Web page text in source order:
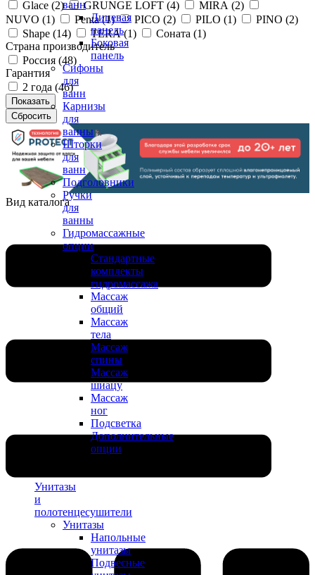
ванн
Лицевая
панель
Боковая
панель
Сифоны
для
ванн
Карнизы
для
ванны
Шторки
для
ванн
Подголовники
Ручки
для
ванны
Гидромассажные
опции
Стандартные
комплекты
гидромассажа
Массаж
общий
Массаж
тела
Массаж
спины
Массаж
шиацу
Массаж
ног
Подсветка
Дополнительные
опции
Унитазы
и
полотенцесушители
Унитазы
Напольные
унитазы
Подвесные
Glace (2) GRUNGE LOFT (4) MIRA (2)
NUVO (1) Penta (1) PICO (2) PILO (1) PINO (2)
Shape (14) TERA (1) Соната (1)
Страна производитель
Россия (48)
Гарантия
2 года (46)
Вид каталога